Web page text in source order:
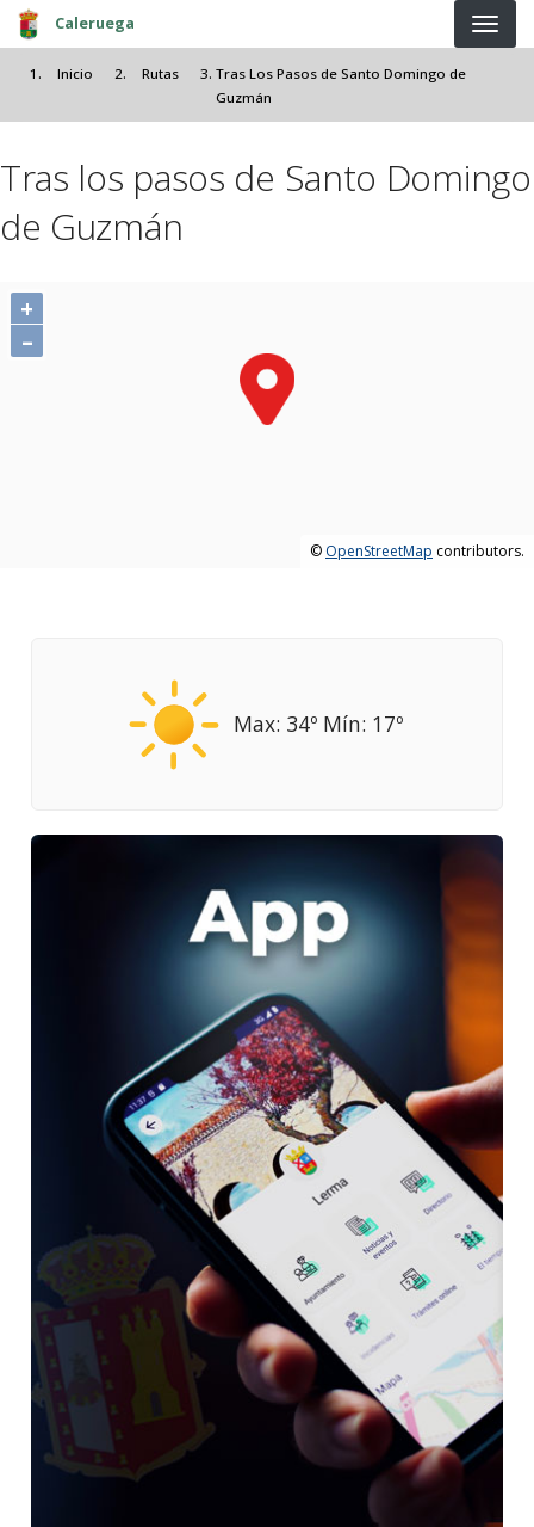
Pasar al contenido principal
Caleruega
Inicio Rutas
Tras Los Pasos de Santo Domingo de
Guzmán
Tras los pasos de Santo Domingo
de Guzmán
+
–
© OpenStreetMap contributors.
Max: 34º Mín: 17º